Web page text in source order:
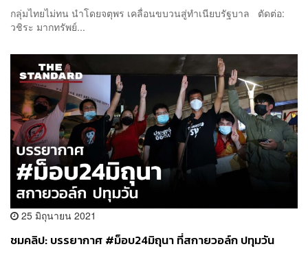
กลุ่มไทยไม่ทน นำโดยจตุพร เคลื่อนขบวนสู่ทำเนียบรัฐบาล ตัดต่อ:
วชิระ มากทรัพย์...
25 มิถุนายน 2021
ชมคลิป: บรรยากาศ #ม็อบ24มิถุนา ที่สกายวอล์ก ปทุมวัน